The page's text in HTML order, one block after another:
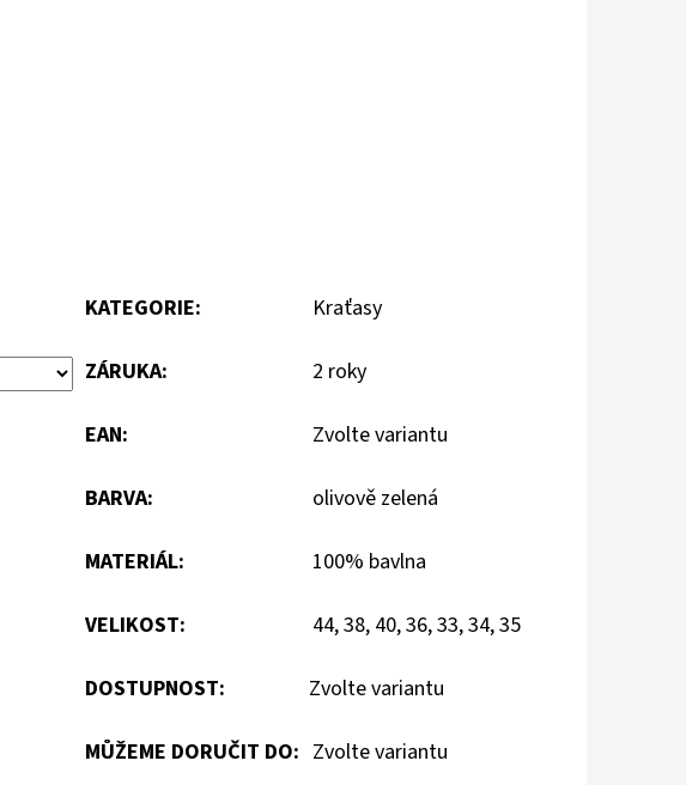
KATEGORIE: Kraťasy
ZÁRUKA: 2 roky
EAN: Zvolte variantu
BARVA: olivově zelená
MATERIÁL: 100% bavlna
VELIKOST: 44, 38, 40, 36, 33, 34, 35
DOSTUPNOST: Zvolte variantu
MŮŽEME DORUČIT DO: Zvolte variantu